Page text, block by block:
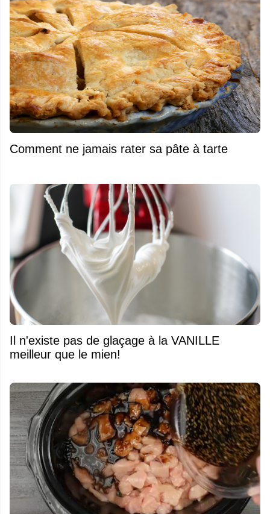
Comment ne jamais rater sa pâte à tarte
Il n'existe pas de glaçage à la VANILLE
meilleur que le mien!